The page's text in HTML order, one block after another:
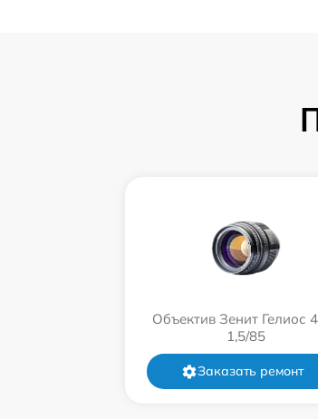
Объектив Зенит Гелиос
1,5/85
Заказать ремонт